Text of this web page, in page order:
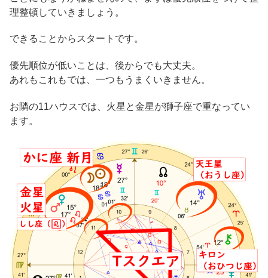
理整頓していきましょう。
できることからスタートです。
優先順位が低いことは、後からでも大丈夫。
あれもこれもでは、一つもうまくいきません。
お隣の11ハウスでは、火星と金星が獅子座で重なってい
ます。